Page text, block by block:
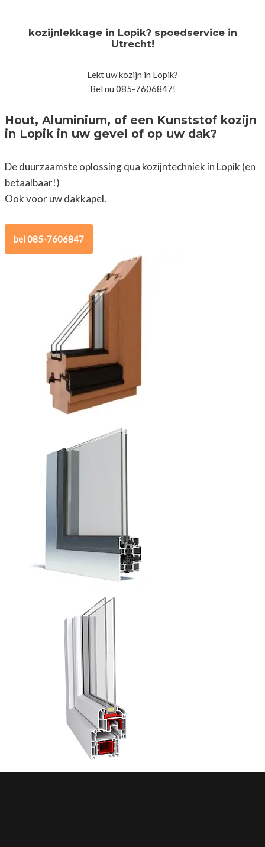
kozijnlekkage in Lopik? spoedservice in
Utrecht!
Lekt uw kozijn in Lopik?
Bel nu 085-7606847!
Hout, Aluminium, of een Kunststof kozijn
in Lopik in uw gevel of op uw dak?
De duurzaamste oplossing qua kozijntechniek in Lopik (en
betaalbaar!)
Ook voor uw dakkapel.
bel 085-7606847